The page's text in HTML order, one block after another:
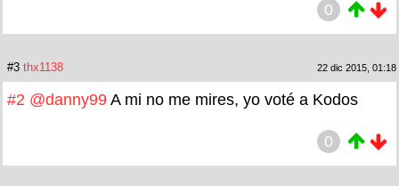
0
#3 thx1138 22 dic 2015, 01:18
#2 @danny99 A mi no me mires, yo voté a Kodos
0